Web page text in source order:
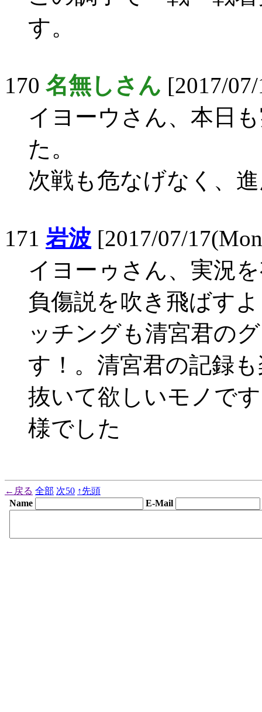
す。
170 名無しさん [2017/
イヨーウさん、本日
た。
次戦も危なげなく、
171 岩波 [2017/07/
イヨーゥさん、実況
負傷説を吹き飛ばす
ッチングも清宮君の
す！。清宮君の記録
抜いて欲しいモノで
様でした
←戻る 全部 次50 ↑先頭
Name
E-Mail